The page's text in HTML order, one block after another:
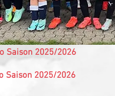
Saison 2025/2026
Saison 2025/2026